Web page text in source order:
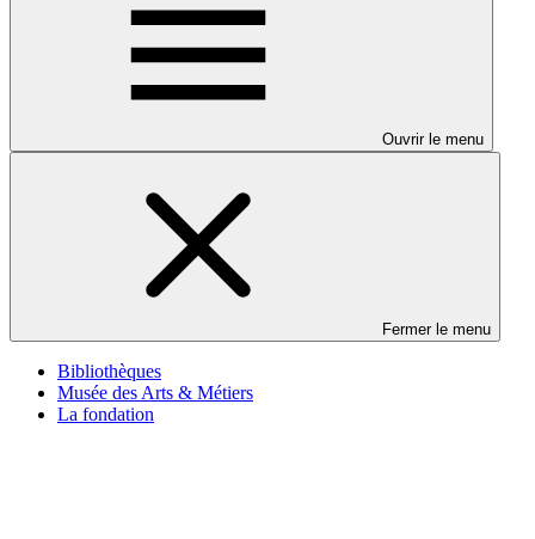
Ouvrir le menu
Fermer le menu
Bibliothèques
Musée des Arts & Métiers
La fondation